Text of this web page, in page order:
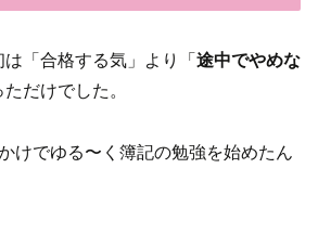
「合格する気」より「 途中でやめな
だけでした。
けでゆる〜く簿記の勉強を始めたん